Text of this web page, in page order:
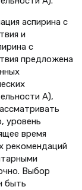
аспирина с
и
с
предложена
А),
уровень
время
рекомендаций
Выбор
быть